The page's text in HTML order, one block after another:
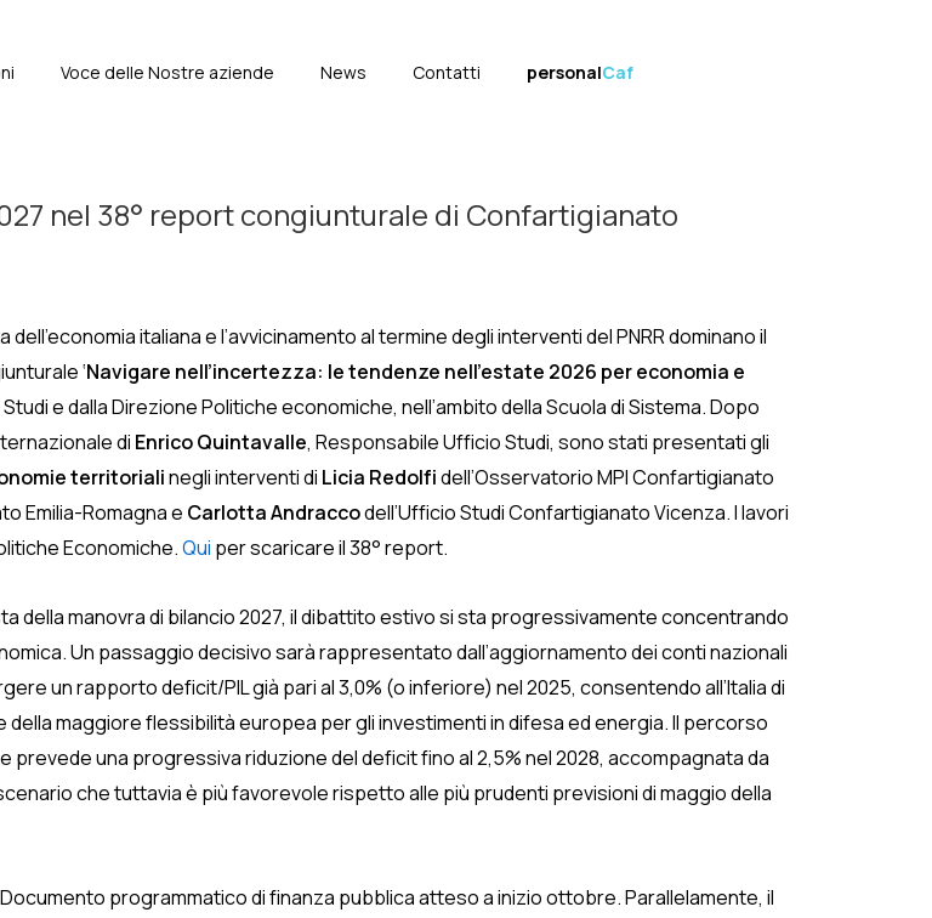
Voce delle Nostre aziende News Contatti personalCaf
nel 38° report congiunturale di Confartigianato
italiana e l’avvicinamento al termine degli interventi del PNRR dominano il
‘Navigare nell’incertezza: le tendenze nell’estate 2026 per economia e
e dalla Direzione Politiche economiche, nell’ambito della Scuola di Sistema. Dopo
di Enrico Quintavalle, Responsabile Ufficio Studi, sono stati presentati gli
territorialinegli interventi di Licia Redolfidell’Osservatorio MPI Confartigianato
Emilia-Romagna e Carlotta Andraccodell’Ufficio Studi Confartigianato Vicenza. I lavori
Economiche.Qui per scaricare il 38° report.
della manovra di bilancio 2027, il dibattito estivo si sta progressivamente concentrando
Un passaggio decisivo sarà rappresentato dall’aggiornamento dei conti nazionali
un rapporto deficit/PIL già pari al 3,0% (o inferiore) nel 2025, consentendo all’Italia di
maggiore flessibilità europea per gli investimenti in difesa ed energia. Il percorso
una progressiva riduzione del deficit fino al 2,5% nel 2028, accompagnata da
che tuttavia è più favorevole rispetto alle più prudenti previsioni di maggio della
programmatico di finanza pubblica atteso a inizio ottobre. Parallelamente, il